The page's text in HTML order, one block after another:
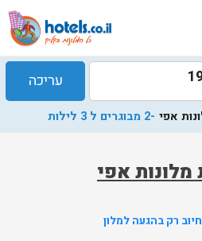
עריכה
-2 מבוגרים ל 3 לילות
חיוב רק בהגעה למלון